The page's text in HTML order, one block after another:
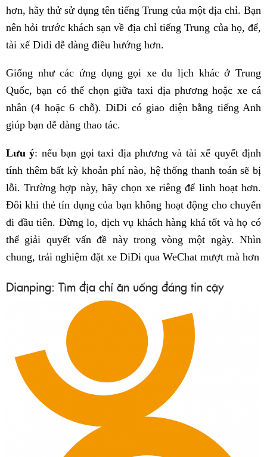
hơn, hãy thử sử dụng tên tiếng Trung của một địa chỉ. Bạn
nên hỏi trước khách sạn về địa chỉ tiếng Trung của họ, để,
tài xế Didi dễ dàng điều hướng hơn.
Giống như các ứng dụng gọi xe du lịch khác ở Trung
Quốc, bạn có thể chọn giữa taxi địa phương hoặc xe cá
nhân (4 hoặc 6 chỗ). DiDi có giao diện bằng tiếng Anh
giúp bạn dễ dàng thao tác.
Lưu ý: nếu bạn gọi taxi địa phương và tài xế quyết định
tính thêm bất kỳ khoản phí nào, hệ thống thanh toán sẽ bị
lỗi. Trường hợp này, hãy chọn xe riêng để linh hoạt hơn.
Đôi khi thẻ tín dụng của bạn không hoạt động cho chuyến
đi đầu tiên. Đừng lo, dịch vụ khách hàng khá tốt và họ có
thể giải quyết vấn đề này trong vòng một ngày. Nhìn
chung, trải nghiệm đặt xe DiDi qua WeChat mượt mà hơn
Dianping: Tìm địa chỉ ăn uống đáng tin cậy